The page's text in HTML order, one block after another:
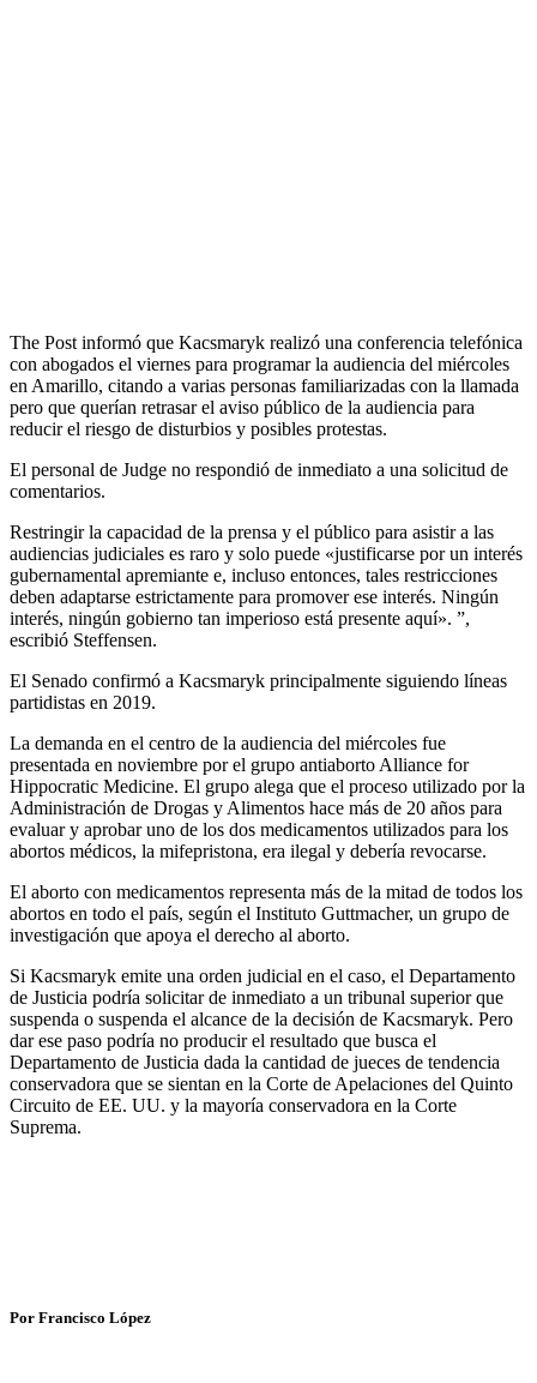
The Post informó que Kacsmaryk realizó una conferencia telefónica
con abogados el viernes para programar la audiencia del miércoles
en Amarillo, citando a varias personas familiarizadas con la llamada
pero que querían retrasar el aviso público de la audiencia para
reducir el riesgo de disturbios y posibles protestas.
El personal de Judge no respondió de inmediato a una solicitud de
comentarios.
Restringir la capacidad de la prensa y el público para asistir a las
audiencias judiciales es raro y solo puede «justificarse por un interés
gubernamental apremiante e, incluso entonces, tales restricciones
deben adaptarse estrictamente para promover ese interés. Ningún
interés, ningún gobierno tan imperioso está presente aquí». ”,
escribió Steffensen.
El Senado confirmó a Kacsmaryk principalmente siguiendo líneas
partidistas en 2019.
La demanda en el centro de la audiencia del miércoles fue
presentada en noviembre por el grupo antiaborto Alliance for
Hippocratic Medicine. El grupo alega que el proceso utilizado por la
Administración de Drogas y Alimentos hace más de 20 años para
evaluar y aprobar uno de los dos medicamentos utilizados para los
abortos médicos, la mifepristona, era ilegal y debería revocarse.
El aborto con medicamentos representa más de la mitad de todos los
abortos en todo el país, según el Instituto Guttmacher, un grupo de
investigación que apoya el derecho al aborto.
Si Kacsmaryk emite una orden judicial en el caso, el Departamento
de Justicia podría solicitar de inmediato a un tribunal superior que
suspenda o suspenda el alcance de la decisión de Kacsmaryk. Pero
dar ese paso podría no producir el resultado que busca el
Departamento de Justicia dada la cantidad de jueces de tendencia
conservadora que se sientan en la Corte de Apelaciones del Quinto
Circuito de EE. UU. y la mayoría conservadora en la Corte
Suprema.
Por Francisco López